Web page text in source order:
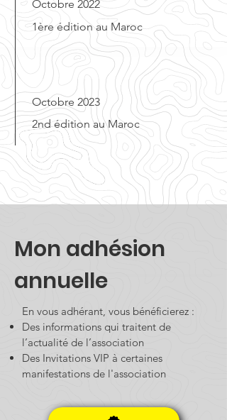
Mon adhésion
annuelle
En vous adhérant, vous bénéficierez :
Des informations qui traitent de
l’actualité de l’association
Des Invitations VIP à certaines
manifestations de l'association
Octobre 2022
1ère édition au Maroc
Octobre 2023
2nd édition au Maroc